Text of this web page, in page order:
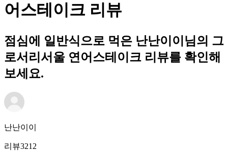
어스테이크 리뷰
점심에 일반식으로 먹은 난난이이님의 그
로서리서울 연어스테이크 리뷰를 확인해
보세요.
난난이이
리뷰3212